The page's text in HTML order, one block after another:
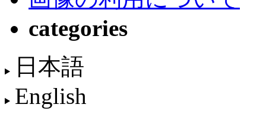
categories
日本語
English